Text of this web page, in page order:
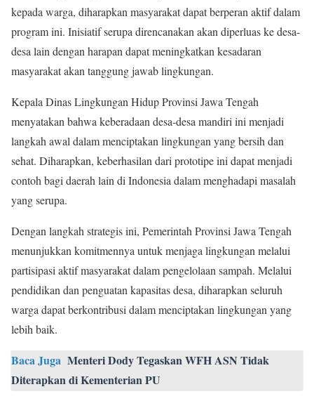
kepada warga, diharapkan masyarakat dapat berperan aktif dalam
program ini. Inisiatif serupa direncanakan akan diperluas ke desa-
desa lain dengan harapan dapat meningkatkan kesadaran
masyarakat akan tanggung jawab lingkungan.
Kepala Dinas Lingkungan Hidup Provinsi Jawa Tengah
menyatakan bahwa keberadaan desa-desa mandiri ini menjadi
langkah awal dalam menciptakan lingkungan yang bersih dan
sehat. Diharapkan, keberhasilan dari prototipe ini dapat menjadi
contoh bagi daerah lain di Indonesia dalam menghadapi masalah
yang serupa.
Dengan langkah strategis ini, Pemerintah Provinsi Jawa Tengah
menunjukkan komitmennya untuk menjaga lingkungan melalui
partisipasi aktif masyarakat dalam pengelolaan sampah. Melalui
pendidikan dan penguatan kapasitas desa, diharapkan seluruh
warga dapat berkontribusi dalam menciptakan lingkungan yang
lebih baik.
Baca Juga Menteri Dody Tegaskan WFH ASN Tidak
Diterapkan di Kementerian PU